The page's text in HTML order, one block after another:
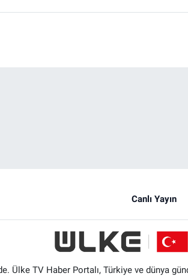
Canlı Yayın
Ülke TV Haber Portalı, Türkiye ve dünya